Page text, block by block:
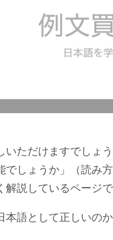
いただけますでしょ
でしょうか」（読み
説しているページで
本語として正しいの